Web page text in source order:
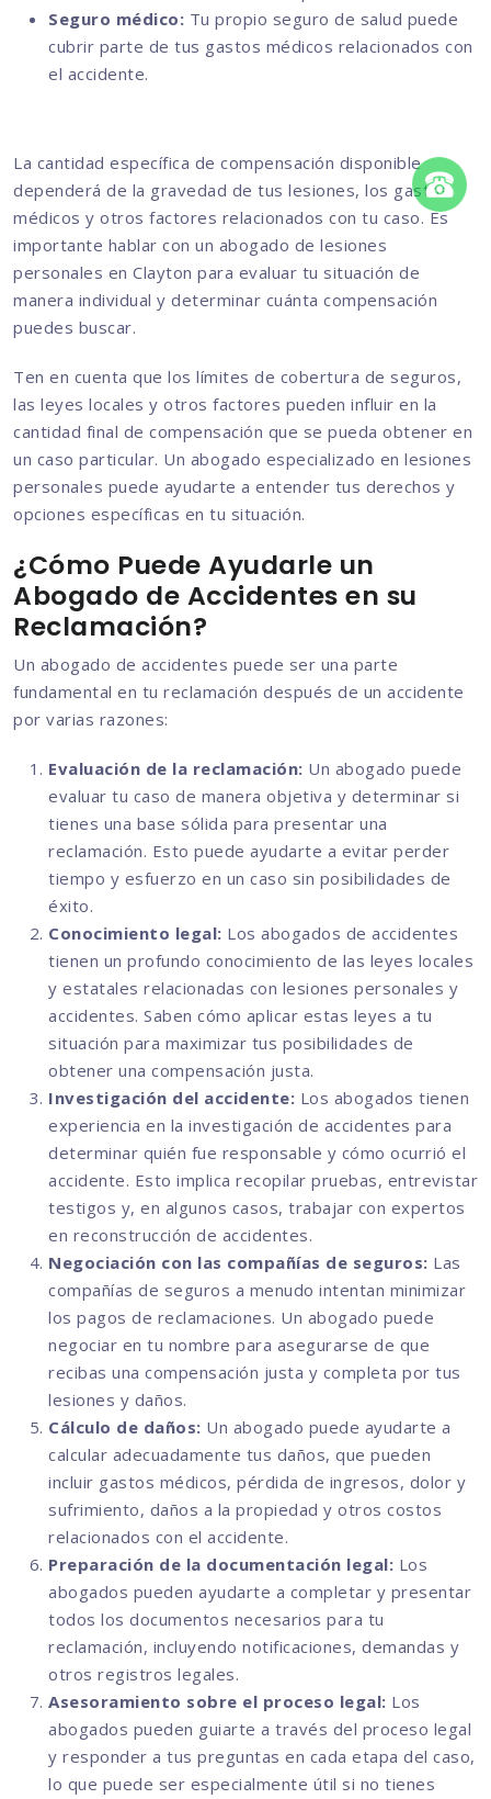
Seguro médico: Tu propio seguro de salud puede
cubrir parte de tus gastos médicos relacionados con
el accidente.
La cantidad específica de compensación disponible
dependerá de la gravedad de tus lesiones, los gastos
médicos y otros factores relacionados con tu caso. Es
importante hablar con un abogado de lesiones
personales en Clayton para evaluar tu situación de
manera individual y determinar cuánta compensación
puedes buscar.
Ten en cuenta que los límites de cobertura de seguros,
las leyes locales y otros factores pueden influir en la
cantidad final de compensación que se pueda obtener en
un caso particular. Un abogado especializado en lesiones
personales puede ayudarte a entender tus derechos y
opciones específicas en tu situación.
¿Cómo Puede Ayudarle un
Abogado de Accidentes en su
Reclamación?
Un abogado de accidentes puede ser una parte
fundamental en tu reclamación después de un accidente
por varias razones:
Evaluación de la reclamación: Un abogado puede
evaluar tu caso de manera objetiva y determinar si
tienes una base sólida para presentar una
reclamación. Esto puede ayudarte a evitar perder
tiempo y esfuerzo en un caso sin posibilidades de
éxito.
Conocimiento legal: Los abogados de accidentes
tienen un profundo conocimiento de las leyes locales
y estatales relacionadas con lesiones personales y
accidentes. Saben cómo aplicar estas leyes a tu
situación para maximizar tus posibilidades de
obtener una compensación justa.
Investigación del accidente: Los abogados tienen
experiencia en la investigación de accidentes para
determinar quién fue responsable y cómo ocurrió el
accidente. Esto implica recopilar pruebas, entrevistar
testigos y, en algunos casos, trabajar con expertos
en reconstrucción de accidentes.
Negociación con las compañías de seguros: Las
compañías de seguros a menudo intentan minimizar
los pagos de reclamaciones. Un abogado puede
negociar en tu nombre para asegurarse de que
recibas una compensación justa y completa por tus
lesiones y daños.
Cálculo de daños: Un abogado puede ayudarte a
calcular adecuadamente tus daños, que pueden
incluir gastos médicos, pérdida de ingresos, dolor y
sufrimiento, daños a la propiedad y otros costos
relacionados con el accidente.
Preparación de la documentación legal: Los
abogados pueden ayudarte a completar y presentar
todos los documentos necesarios para tu
reclamación, incluyendo notificaciones, demandas y
otros registros legales.
Asesoramiento sobre el proceso legal: Los
abogados pueden guiarte a través del proceso legal
y responder a tus preguntas en cada etapa del caso,
lo que puede ser especialmente útil si no tienes